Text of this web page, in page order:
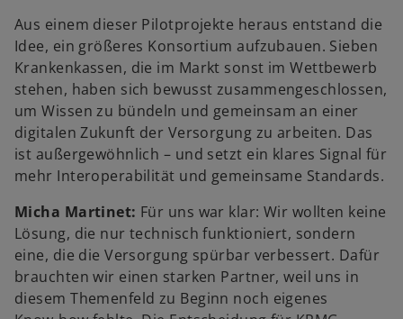
Aus einem dieser Pilotprojekte heraus entstand die
Idee, ein größeres Konsortium aufzubauen. Sieben
Krankenkassen, die im Markt sonst im Wettbewerb
stehen, haben sich bewusst zusammengeschlossen,
um Wissen zu bündeln und gemeinsam an einer
digitalen Zukunft der Versorgung zu arbeiten. Das
ist außergewöhnlich – und setzt ein klares Signal für
mehr Interoperabilität und gemeinsame Standards.
Micha Martinet: Für uns war klar: Wir wollten keine
Lösung, die nur technisch funktioniert, sondern
eine, die die Versorgung spürbar verbessert. Dafür
brauchten wir einen starken Partner, weil uns in
diesem Themenfeld zu Beginn noch eigenes